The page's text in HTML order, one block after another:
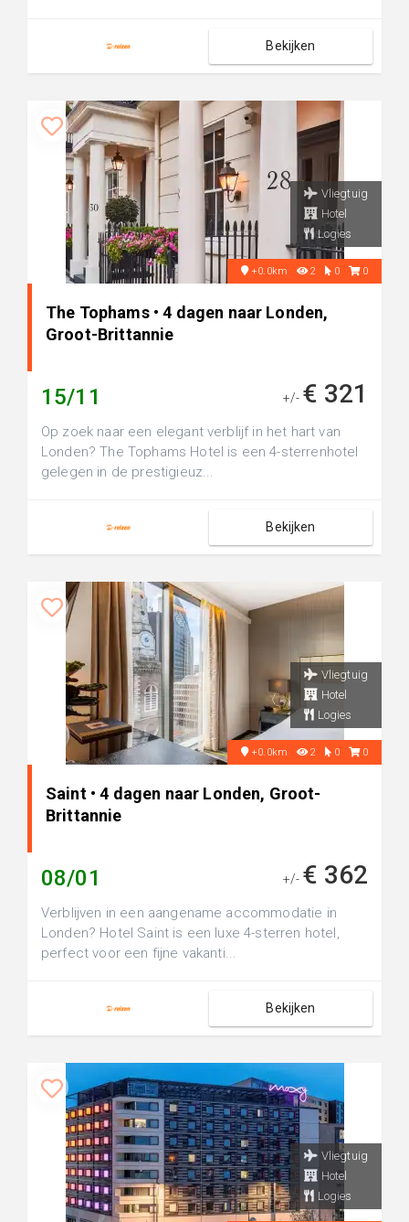
Bekijken
Vliegtuig
Hotel
Logies
+0.0km 2 0 0
The Tophams • 4 dagen naar Londen,
Groot-Brittannie
15/11 +/- € 321
Op zoek naar een elegant verblijf in het hart van
Londen? The Tophams Hotel is een 4-sterrenhotel
gelegen in de prestigieuz...
Bekijken
Vliegtuig
Hotel
Logies
+0.0km 2 0 0
Saint • 4 dagen naar Londen, Groot-
Brittannie
08/01 +/- € 362
Verblijven in een aangename accommodatie in
Londen? Hotel Saint is een luxe 4-sterren hotel,
perfect voor een fijne vakanti...
Bekijken
Vliegtuig
Hotel
Logies